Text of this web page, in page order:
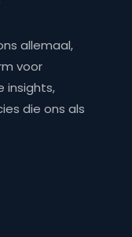
allemaal,
voor
insights,
die ons als